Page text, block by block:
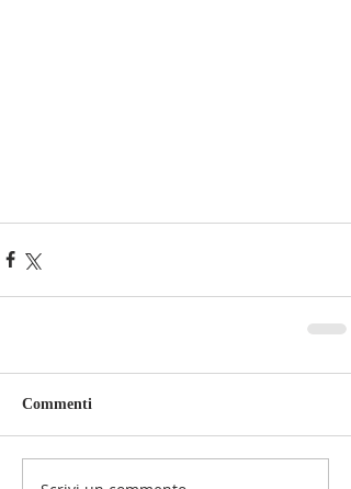
Commenti